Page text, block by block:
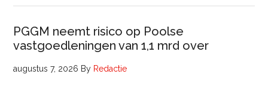
PGGM neemt risico op Poolse
vastgoedleningen van 1,1 mrd over
augustus 7, 2026 By Redactie